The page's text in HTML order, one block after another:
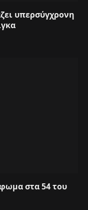
υπερσύγχρονη
στα 54 του